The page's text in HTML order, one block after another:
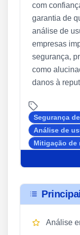
com
garantia de
análise de
empresas
segurança,
como
danos à
Segurança
Análise de
Mitigação de
Análise